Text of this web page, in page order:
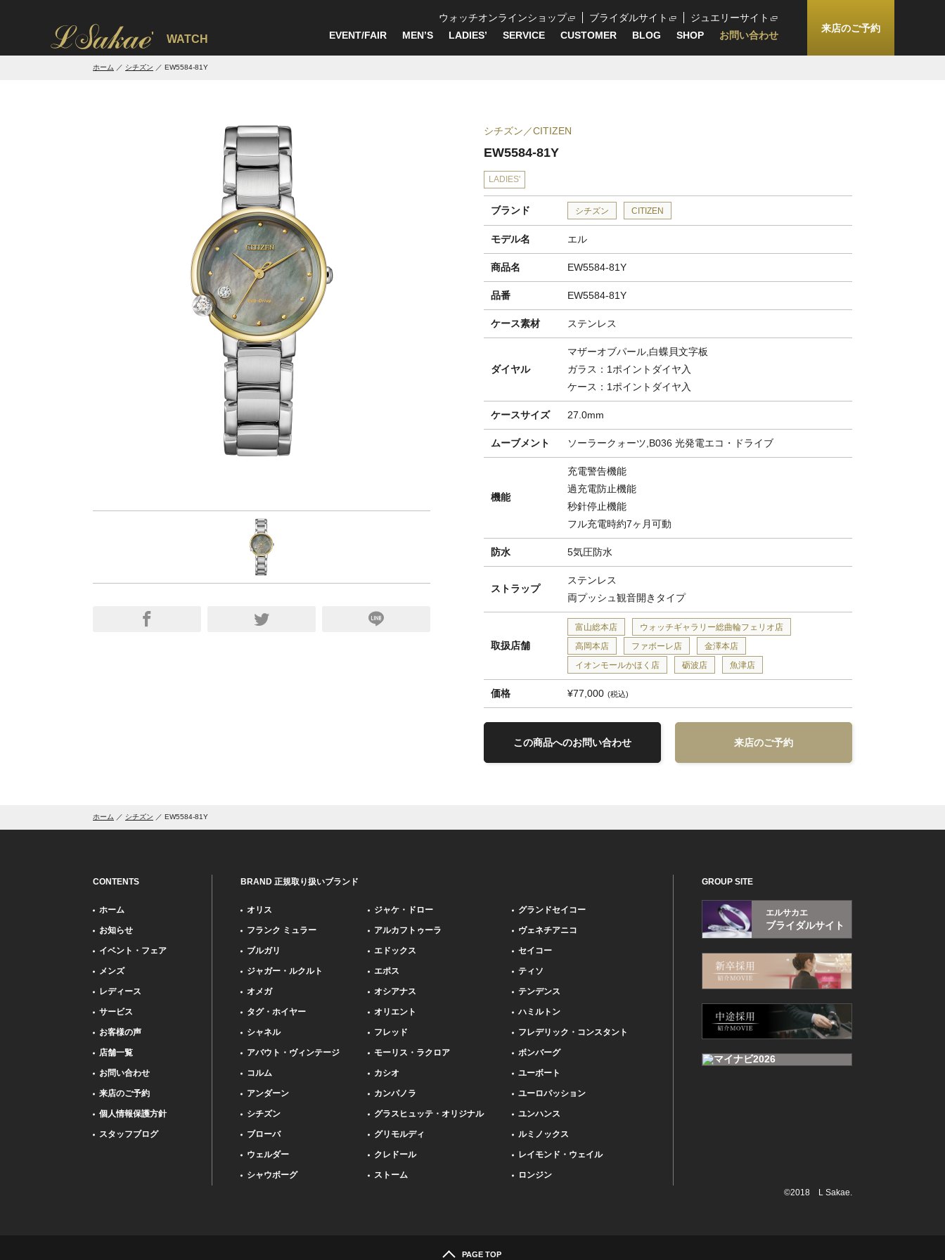
' WATCH
ウォッチオンラインショップ ブライダルサイト
ジュエリーサイト
EVENT/FAIR
MEN’S LADIES’ SERVICE CUSTOMER BLOG SHOP お問い合わせ
来店のご予約
ホーム シチズン EW5584-81Y
シチズン CITIZEN
EW5584-81Y
LADIES'
ブランド シチズン CITIZEN
モデル名 エル
商品名 EW5584-81Y
品番 EW5584-81Y
ケース素材 ステンレス
ダイヤル
マザーオブパール,白蝶貝文字板
ガラス：1ポイントダイヤ入
ケース：1ポイントダイヤ入
ケースサイズ 27.0mm
ムーブメント ソーラークォーツ,B036 光発電エコ・ドライブ
機能
充電警告機能
過充電防止機能
秒針停止機能
フル充電時約7ヶ月可動
防水 5気圧防水
ストラップ
ステンレス
両プッシュ観音開きタイプ
取扱店舗
富山総本店
ウォッチギャラリー総曲輪フェリオ店
高岡本店
ファボーレ店
金澤本店
イオンモールかほく店
砺波店 魚津店
価格 ¥77,000 税込
この商品へのお問い合わせ 来店のご予約
ホーム シチズン EW5584-81Y
CONTENTS
ホーム
お知らせ
イベント・フェア
メンズ
レディース
サービス
お客様の声
店舗一覧
お問い合わせ
来店のご予約
個人情報保護方針
スタッフブログ
BRAND 正規取り扱いブランド
オリス
フランク ミュラー
ブルガリ
ジャガー・ルクルト
オメガ
タグ・ホイヤー
シャネル
アバウト・ヴィンテージ
コルム
アンダーン
シチズン
ブローバ
ウェルダー
シャウボーグ
ジャケ・ドロー
アルカフトゥーラ
エドックス
エポス
オシアナス
オリエント
フレッド
モーリス・ラクロア
カシオ
カンパノラ
グラスヒュッテ・オリジナル
グリモルディ
クレドール
ストーム
グランドセイコー
ヴェネチアニコ
セイコー
ティソ
テンデンス
ハミルトン
フレデリック・コンスタント
ボンバーグ
ユーボート
ユーロパッション
ユンハンス
ルミノックス
レイモンド・ウェイル
ロンジン
GROUP SITE
エルサカエ
ブライダルサイト
©2018 L Sakae.
PAGE TOP